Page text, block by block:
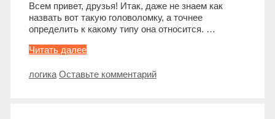
Всем привет, друзья! Итак, даже не знаем как
назвать вот такую головоломку, а точнее
определить к какому типу она относится. …
Читать далееГде
на
Метки
логика Оставьте комментарий